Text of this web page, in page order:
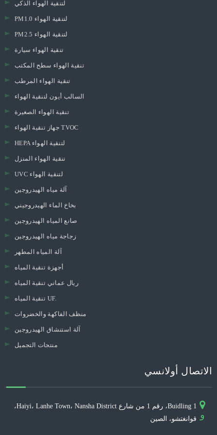
تنقية الهواء المحمولة الصغيرة
أجهزة تنقية الهواء الصغيرة لمكتب المكتب
لتنقية الهواء الذكي
PM1.0 لتنقية الهواء
PM2.5 لتنقية الهواء
تنقية الهواء سيارة
تنقية الهواء سطح المكتب
تنقية الهواء المرطب
السالب أيون لتنقية الهواء
تنقية الهواء الصغيرة
جهاز تنقية الهواء TVOC
HEPA لتنقية الهواء
تنقية الهواء المنزل
UVC لتنقية الهواء
آلة مياه الهيدروجين
بخاخ الماء الهيدروجيني
صانع المياه الهيدروجين
زجاجة مياه الهيدروجين
آلة المياه المطهر
أجهزة تنقية المياه
ريال عماني تنقية المياه
تنقية المياه UF.
منظف ​​الفاكهة والخضروات
آلة استنشاق الهيدروجين
منتجات التجميل
الاتصال أولانسي
و
Buidling 1، رقم 1 من شارع Haiyi، Lanhe Town، Nansha District،
قوانغتشو، الصين